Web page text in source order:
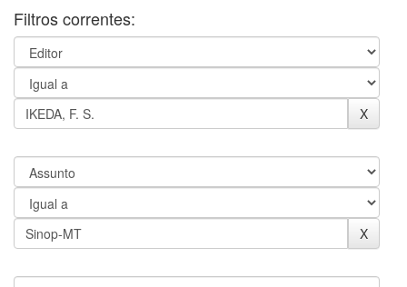
Filtros correntes: